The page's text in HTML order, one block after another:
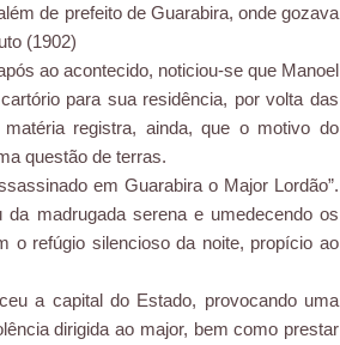
de prefeito de Guarabira, onde gozava
(1902)
ao acontecido, noticiou-se que Manoel
para sua residência, por volta das
registra, ainda, que o motivo do
questão de terras.
em Guarabira o Major Lordão”.
madrugada serena e umedecendo os
o refúgio silencioso da noite, propício ao
a capital do Estado, provocando uma
dirigida ao major, bem como prestar